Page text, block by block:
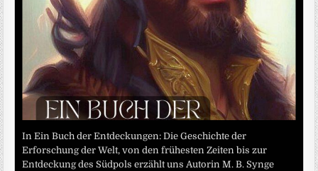
In Ein Buch der Entdeckungen: Die Geschichte der
Erforschung der Welt, von den frühesten Zeiten bis zur
Entdeckung des Südpols erzählt uns Autorin M. B. Synge